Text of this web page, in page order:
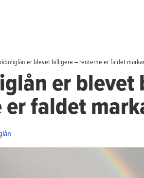
er blevet billigere – renterne er faldet
er blevet
er faldet